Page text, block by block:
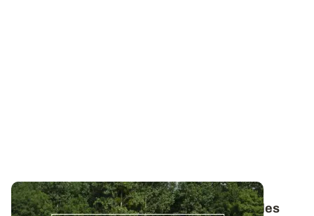
Bulletins de Santé du Végétal - Consultez les